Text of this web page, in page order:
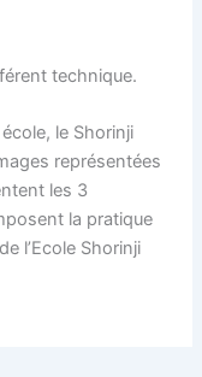
technique.
le Shorinji
représentées
les 3
la pratique
l’Ecole Shorinji